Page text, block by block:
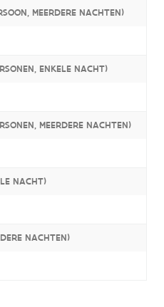
MEERDERE NACHTEN)
ENKELE NACHT)
MEERDERE NACHTEN)
NACHT)
NACHTEN)